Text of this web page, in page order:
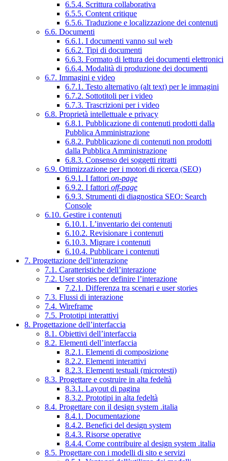
6.5.4. Scrittura collaborativa
6.5.5. Content critique
6.5.6. Traduzione e localizzazione dei contenuti
6.6. Documenti
6.6.1. I documenti vanno sul web
6.6.2. Tipi di documenti
6.6.3. Formato di lettura dei documenti elettronici
6.6.4. Modalità di produzione dei documenti
6.7. Immagini e video
6.7.1. Testo alternativo (alt text) per le immagini
6.7.2. Sottotitoli per i video
6.7.3. Trascrizioni per i video
6.8. Proprietà intellettuale e privacy
6.8.1. Pubblicazione di contenuti prodotti dalla
Pubblica Amministrazione
6.8.2. Pubblicazione di contenuti non prodotti
dalla Pubblica Amministrazione
6.8.3. Consenso dei soggetti ritratti
6.9. Ottimizzazione per i motori di ricerca (SEO)
6.9.1. I fattori on-page
6.9.2. I fattori off-page
6.9.3. Strumenti di diagnostica SEO: Search
Console
6.10. Gestire i contenuti
6.10.1. L’inventario dei contenuti
6.10.2. Revisionare i contenuti
6.10.3. Migrare i contenuti
6.10.4. Pubblicare i contenuti
7. Progettazione dell’interazione
7.1. Caratteristiche dell’interazione
7.2. User stories per definire l’interazione
7.2.1. Differenza tra scenari e user stories
7.3. Flussi di interazione
7.4. Wireframe
7.5. Prototipi interattivi
8. Progettazione dell’interfaccia
8.1. Obiettivi dell’interfaccia
8.2. Elementi dell’interfaccia
8.2.1. Elementi di composizione
8.2.2. Elementi interattivi
8.2.3. Elementi testuali (microtesti)
8.3. Progettare e costruire in alta fedeltà
8.3.1. Layout di pagina
8.3.2. Prototipi in alta fedeltà
8.4. Progettare con il design system .italia
8.4.1. Documentazione
8.4.2. Benefici del design system
8.4.3. Risorse operative
8.4.4. Come contribuire al design system .italia
8.5. Progettare con i modelli di sito e servizi